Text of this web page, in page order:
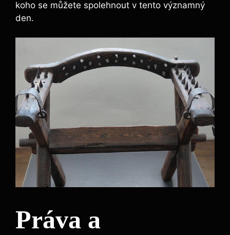
koho se můžete spolehnout v tento významný
den.
Práva a